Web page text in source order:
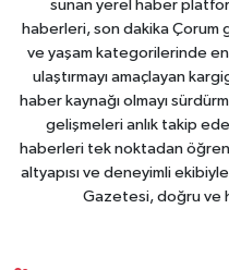
sunan yerel haber
haberleri, son dakika Çorum
ve yaşam kategorilerinde
ulaştırmayı amaçlayan
haber kaynağı olmayı
gelişmeleri anlık takip
haberleri tek noktadan
altyapısı ve deneyimli
Gazetesi, doğru ve